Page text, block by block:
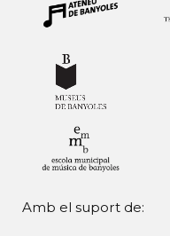
Amb el suport de: